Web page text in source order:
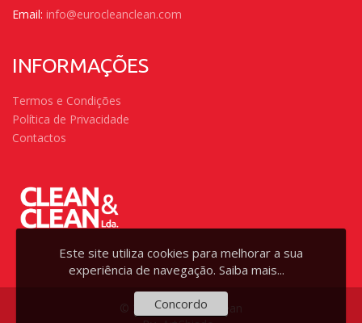
Email: info@eurocleanclean.com
INFORMAÇÕES
Termos e Condições
Política de Privacidade
Contactos
© 2026 - Clean & Clean
Este site utiliza cookies para melhorar a sua
experiência de navegação. Saiba mais...
Concordo